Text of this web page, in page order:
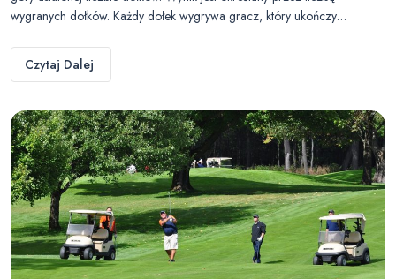
wygranych dołków. Każdy dołek wygrywa gracz, który ukończy…
Czytaj Dalej